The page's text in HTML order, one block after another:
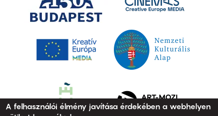
A felhasználói élmény javítása érdekében a webhelyen